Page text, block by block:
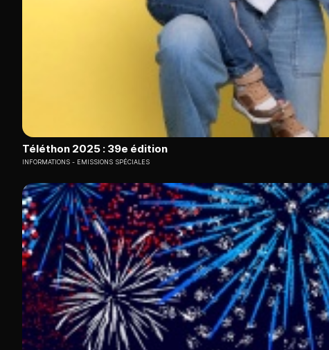
Téléthon 2025 : 39e édition
INFORMATIONS EMISSIONS SPÉCIALES